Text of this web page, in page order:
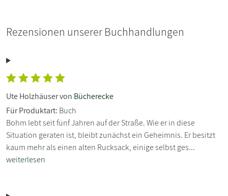
Rezensionen unserer Buchhandlungen
Ute Holzhäuser von Bücherecke
Für Produktart: Buch
Bohm lebt seit fünf Jahren auf der Straße. Wie er in diese
Situation geraten ist, bleibt zunächst ein Geheimnis. Er besitzt
kaum mehr als einen alten Rucksack, einige selbst ges...
weiterlesen